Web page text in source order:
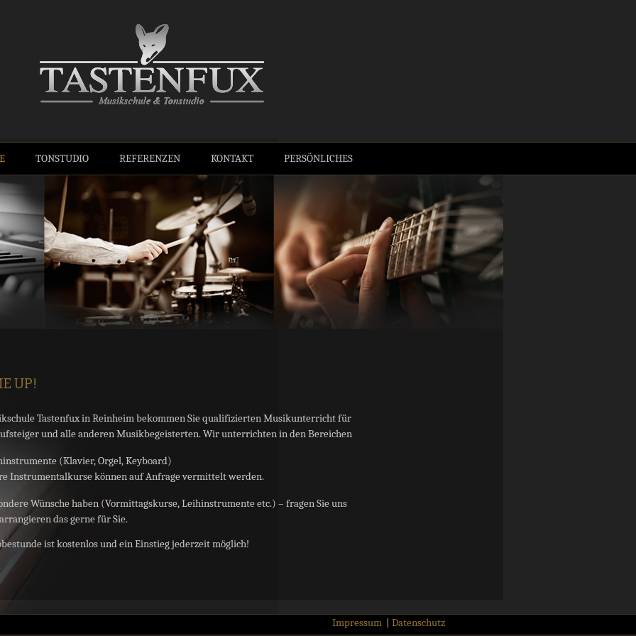
More Than Music!
TONSTUDIO REFERENZEN KONTAKT PERSÖNLICHES
UP!
Tastenfux in Reinheim bekommen Sie qualifizierten Musikunterricht für
und alle anderen Musikbegeisterten. Wir unterrichten in den Bereichen
(Klavier, Orgel, Keyboard)
Instrumentalkurse können auf Anfrage vermittelt werden.
Wünsche haben (Vormittagskurse, Leihinstrumente etc.) – fragen Sie uns
das gerne für Sie.
ist kostenlos und ein Einstieg jederzeit möglich!
Impressum |Datenschutz